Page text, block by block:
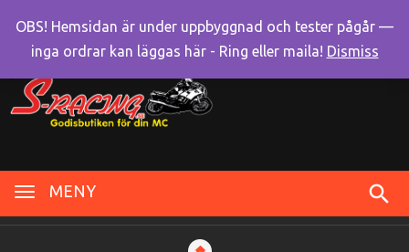
MENY
OBS! Hemsidan är under uppbyggnad och tester pågår —
inga ordrar kan läggas här - Ring eller maila! Dismiss